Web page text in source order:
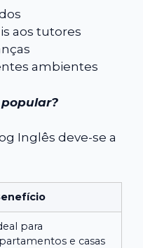
aos tutores
ambientes
Inglês deve-se a
para
e casas